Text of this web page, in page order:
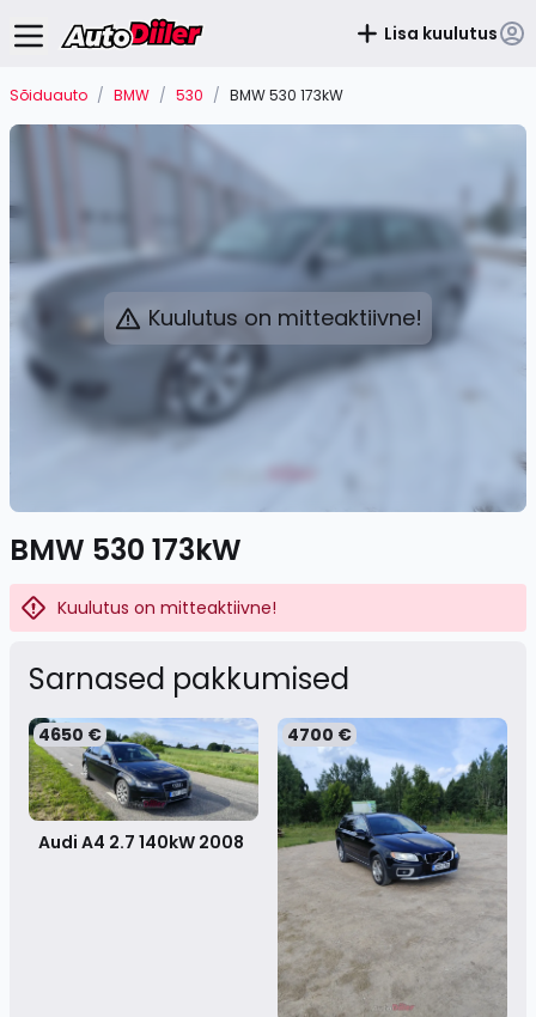
Lisa kuulutus
Sõiduauto / BMW / 530 / BMW 530 173kW
Kuulutus on mitteaktiivne!
BMW 530 173kW
Kuulutus on mitteaktiivne!
Sarnased pakkumised
4650 €
Audi A4 2.7 140kW 2008
4700 €